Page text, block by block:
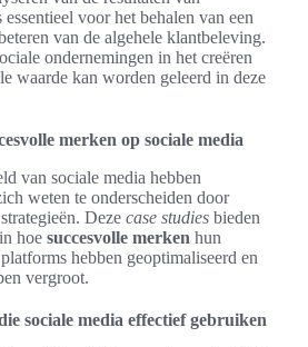
voor het behalen van een
van de algehele klantbeleving.
ondernemingen in het creëren
waarde kan worden geleerd in deze
merken op sociale media
van sociale media hebben
weten te onderscheiden door
Deze case studies bieden
hoe succesvolle merken hun
hebben geoptimaliseerd en
vergroot.
sociale media effectief gebruiken